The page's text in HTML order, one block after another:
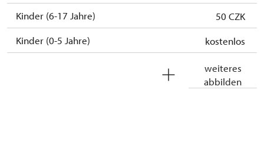
Kinder (6-17 Jahre)
50 CZK
Kinder (0-5 Jahre)
kostenlos
Begleitperson von Schwerbehinderten
kostenlos
Begleitperson von Schülergruppen pro 10
kostenlos
weiteres
abbilden